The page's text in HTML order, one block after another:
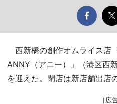
西新橋の創作オムライス店
ANNY（アニー）」（港区西
を迎えた。閉店は新店舗出店
［広